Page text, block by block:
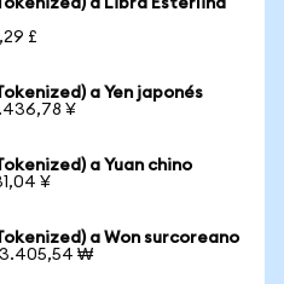
a Libra Esterlina
£
a Yen japonés
¥
a Yuan chino
¥
a Won surcoreano
₩